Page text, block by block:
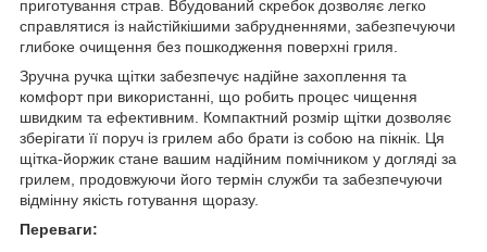
приготування страв. Вбудований скребок дозволяє легко
справлятися із найстійкішими забрудненнями, забезпечуючи
глибоке очищення без пошкодження поверхні гриля.
Зручна ручка щітки забезпечує надійне захоплення та
комфорт при використанні, що робить процес чищення
швидким та ефективним. Компактний розмір щітки дозволяє
зберігати її поруч із грилем або брати із собою на пікнік. Ця
щітка-йоржик стане вашим надійним помічником у догляді за
грилем, продовжуючи його термін служби та забезпечуючи
відмінну якість готування щоразу.
Переваги: